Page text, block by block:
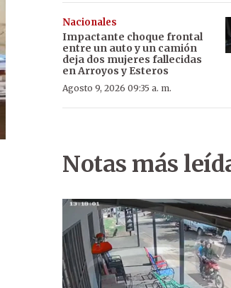
Nacionales
Impactante choque frontal
entre un auto y un camión
deja dos mujeres fallecidas
en Arroyos y Esteros
Agosto 9, 2026 09:35 a. m.
Notas más